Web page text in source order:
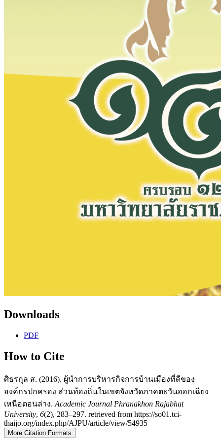
Downloads
PDF
How to Cite
ศิธรกุล ส. (2016). ผู้นำการบริหารกิจการบ้านเมืองที่ดีของ
องค์กรปกครอง ส่วนท้องถิ่นในเขตจังหวัดภาคตะวันออกเฉียง
เหนือตอนล่าง. Academic Journal Phranakhon Rajabhat
University, 6(2), 283–297. retrieved from https://so01.tci-
thaijo.org/index.php/AJPU/article/view/54935
More Citation Formats